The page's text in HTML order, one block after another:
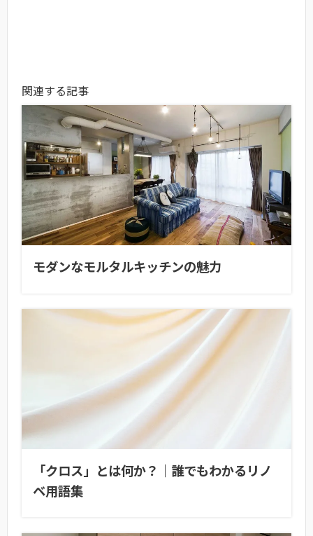
関連する記事
モダンなモルタルキッチンの魅力
「クロス」とは何か？｜誰でもわかるリノ
ベ用語集